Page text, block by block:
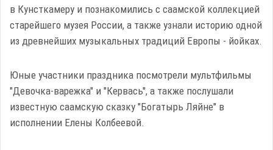
в Кунсткамеру и познакомились с саамской коллекцией
старейшего музея России, а также узнали историю одной
из древнейших музыкальных традиций Европы - йойках.
Юные участники праздника посмотрели мультфильмы
"Девочка-варежка" и "Кервась", а также послушали
известную саамскую сказку "Богатырь Ляйне" в
исполнении Елены Колбеевой.